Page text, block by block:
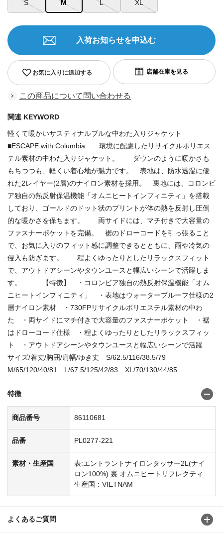
S M L XL
お気に入りに追加する
入荷お知らせを申込む
この商品について問い合わせる
関連 KEYWORD
軽くて暖かいサスティナルブルな中わた入りジャケット
■ESCAPE with Columbia 環境に配慮したリサイクルポリエス
テル素材の中わた入りジャケット。 ダウンのように暖かさも
もちつつも、軽くい着心地が魅力です。 表地は、防水透湿に優
れた2レイヤー(2層)のナイロン素材を採用。 裏地には、コロンビ
ア独自の熱反射保温機能「オムニヒートインフィニティ」を搭載
しており、ゴールドのドット状のプリントが体の熱を反射し圧倒
的な暖かさを保ちます。 両サイドには、マチ付きで大容量の
ファスナーポケットを完備。 裾のドローコードを引っ張ること
で、お気に入りのフィット感に調整できるとともに、雨や冷気の
侵入も防ぎます。 程よくゆったりとしたリラックスフィット
で、アウトドアシーンやタウンユースと幅広いシーンで活躍しま
す。 【特徴】 ・コロンビア独自の熱反射保温機能「オム
ニヒートインフィニティ」 ・表地はウォータープルーフ仕様の2
層ナイロン素材 ・730FPリサイクルポリエステル素材の中わ
た ・両サイドにマチ付きで大容量のファスナーポケット ・裾
はドローコード仕様 ・程よくゆったりとしたリラックスフィッ
ト ・アウトドアシーンやタウンユースと幅広いシーンで活躍
サイズ/着丈/胸囲/肩幅/ゆき丈 S/62.5/116/38.5/79
M/65/120/40/81 L/67.5/125/42/83 XL/70/130/44/85
特徴
商品番号 86110681
品番 PL0277-221
素材・生産国
表:エントラントナイロンタッサー2L(ナイ
ロン100%) 裏:オムニヒートリフレクティ
生産国：VIETNAM
よくあるご質問